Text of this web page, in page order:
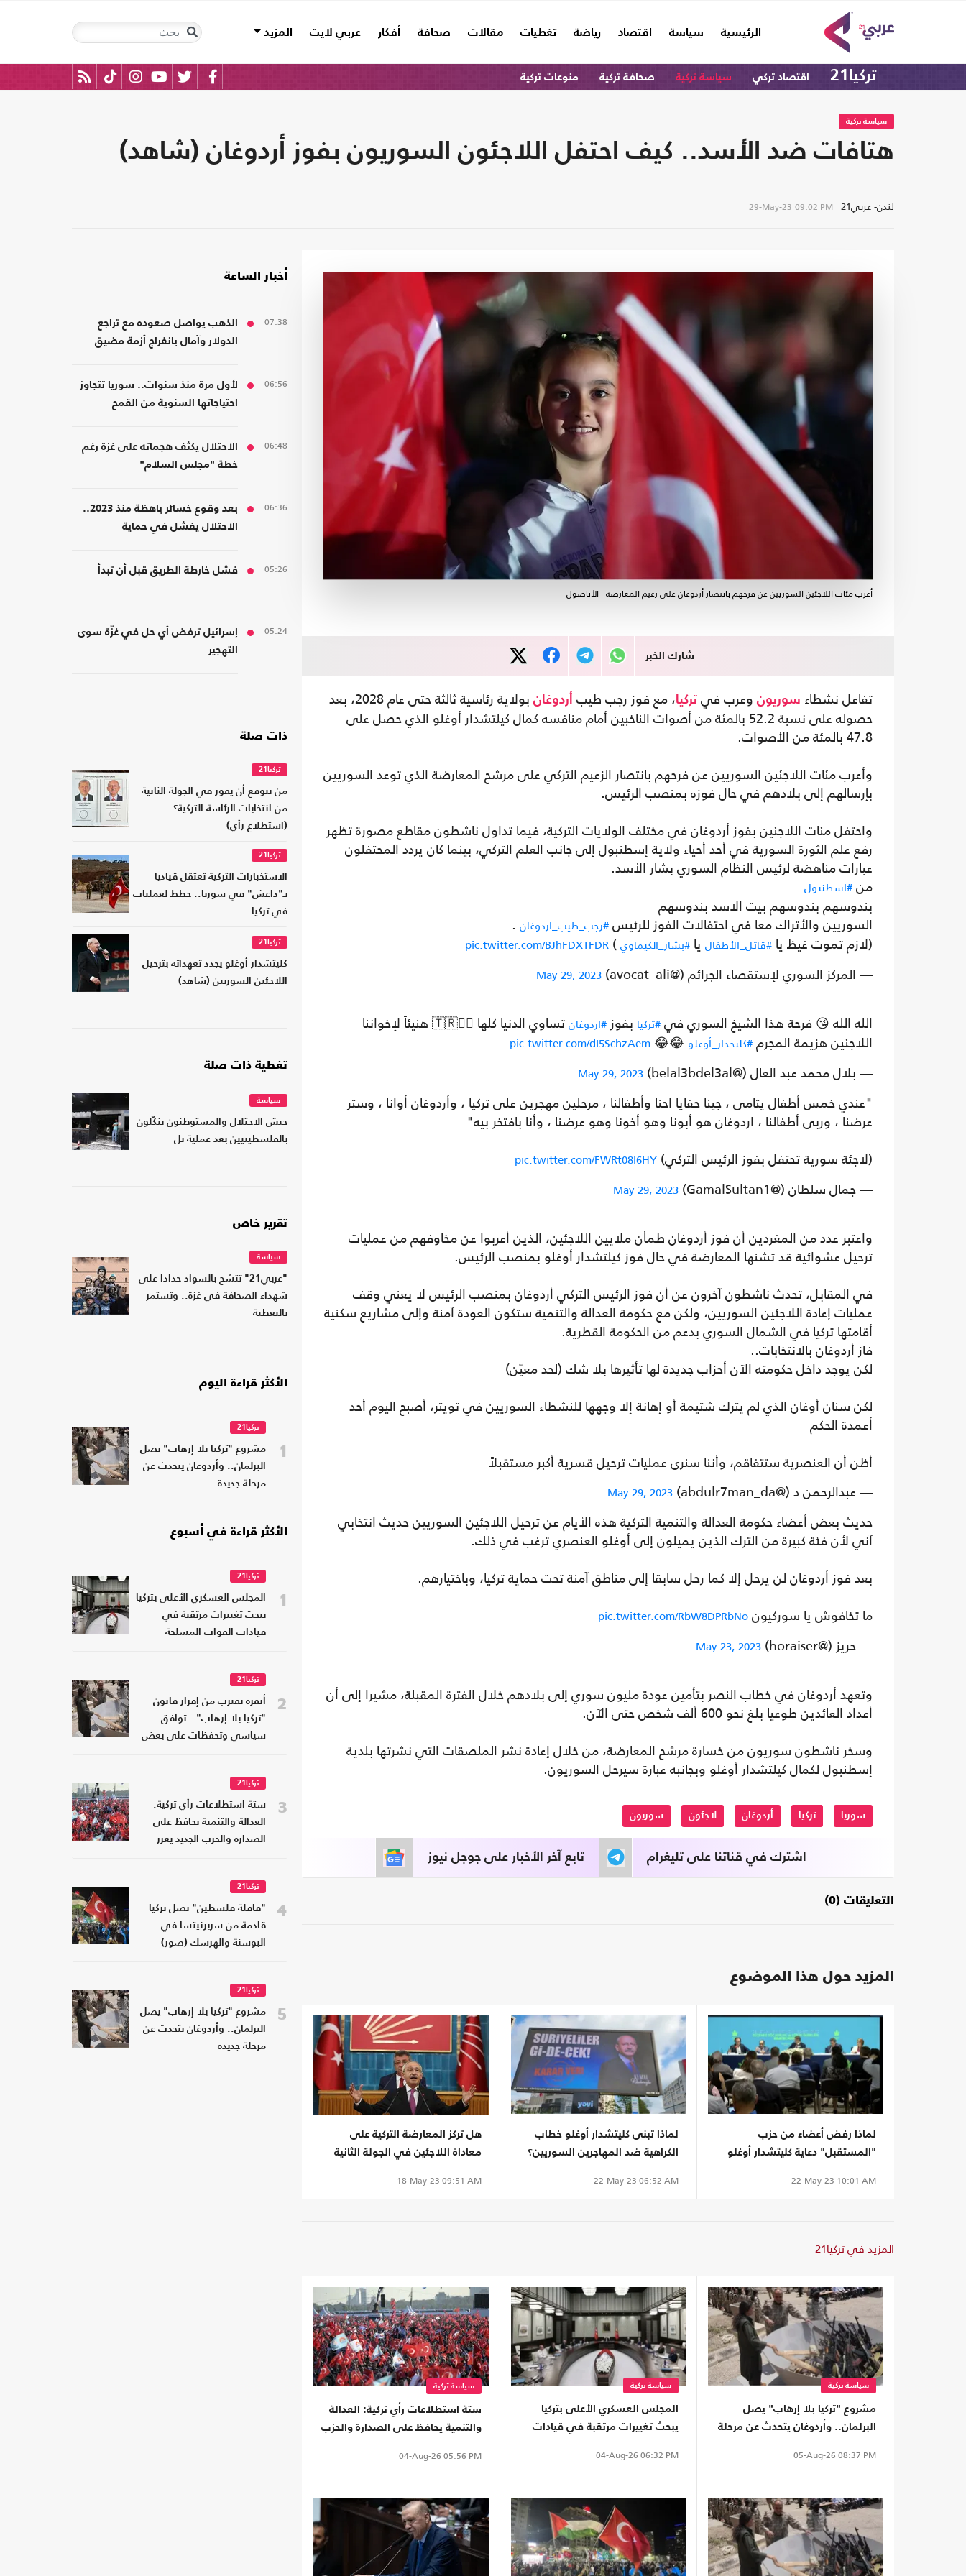
الرئيسية
(current) سياسة اقتصاد رياضة تغطيات مقالات صحافة أفكار عربي لايت المزيد
تركيا21 اقتصاد تركي سياسة تركية صحافة تركية منوعات تركية
سياسة تركية
هتافات ضد الأسد.. كيف احتفل اللاجئون السوريون بفوز أردوغان (شاهد)
لندن- عربي21 29-May-23 09:02 PM
أعرب مئات اللاجئين السوريين عن فرحهم بانتصار أردوغان على زعيم المعارضة - الأناضول
شارك الخبر
تفاعل نشطاء سوريون وعرب في تركيا، مع فوز رجب طيب أردوغان
بولاية رئاسية ثالثة حتى عام 2028، بعد
حصوله على نسبة 52.2 بالمئة من أصوات الناخبين أمام منافسه كمال كيلتشدار أوغلو الذي حصل على
47.8 بالمئة من الأصوات.
وأعرب مئات اللاجئين السوريين عن فرحهم بانتصار الزعيم التركي على مرشح المعارضة الذي توعد السوريين
بإرسالهم إلى بلادهم في حال فوزه بمنصب الرئيس.
واحتفل مئات اللاجئين بفوز أردوغان في مختلف الولايات التركية، فيما تداول ناشطون مقاطع مصورة تظهر
رفع علم الثورة السورية في أحد أحياء ولاية إسطنبول إلى جانب العلم التركي، بينما كان يردد المحتفلون
عبارات مناهضة لرئيس النظام السوري بشار الأسد.
من #اسطنبول
بندوسهم بندوسهم بيت الاسد بندوسهم
السوريين والأتراك معا في احتفالات الفوز للرئيس #رجب_طيب_اردوغان .
(لازم تموت غيظ يا #قاتل_الأطفال يا #بشار_الكيماوي )
pic.twitter.com/BJhFDXTFDR
— ‏‏‏المركز السوري لإستقصاء الجرائم (@avocat_ali) May 29, 2023
الله الله 😘 فرحة هذا الشيخ السوري في #تركيا بفوز #اردوغان
تساوي الدنيا كلها ✌🏼🇹🇷 هنيئاً لإخواننا
اللاجئين هزيمة المجرم #كليجدار_أوغلو 😂😂
pic.twitter.com/dI5SchzAem
— بلال محمد عبد العال (@belal3bdel3al) May 29, 2023
"عندي خمس أطفال يتامى ، جينا حفايا احنا وأطفالنا ، مرحلين مهجرين على تركيا ، وأردوغان أوانا ، وستر
عرضنا ، وربى أطفالنا ، اردوغان هو أبونا وهو أخونا وهو عرضنا ، وأنا بافتخر بيه"
(لاجئة سورية تحتفل بفوز الرئيس التركي) pic.twitter.com/FWRt08I6HY
— جمال سلطان (@GamalSultan1) May 29, 2023
واعتبر عدد من المغردين أن فوز أردوغان طمأن ملايين اللاجئين، الذين أعربوا عن مخاوفهم من عمليات
ترحيل عشوائية قد تشنها المعارضة في حال فوز كيلتشدار أوغلو بمنصب الرئيس.
في المقابل، تحدث ناشطون آخرون عن أن فوز الرئيس التركي أردوغان بمنصب الرئيس لا يعني وقف
عمليات إعادة اللاجئين السوريين، ولكن مع حكومة العدالة والتنمية ستكون العودة آمنة وإلى مشاريع سكنية
أقامتها تركيا في الشمال السوري بدعم من الحكومة القطرية.
فاز أردوغان بالانتخابات..
لكن يوجد داخل حكومته الآن أحزاب جديدة لها تأثيرها بلا شك (لحد معيّن)
لكن سنان أوغان الذي لم يترك شتيمة أو إهانة إلا وجهها للنشطاء السوريين في تويتر، أصبح اليوم أحد
أعمدة الحكم
أظن أن العنصرية ستتفاقم، وأننا سنرى عمليات ترحيل قسرية أكبر مستقبلاً
— عبدالرحمن د (@abdulr7man_da)
May 29, 2023
حديث بعض أعضاء حكومة العدالة والتنمية التركية هذه الأيام عن ترحيل اللاجئين السوريين حديث انتخابي
آني لأن فئة كبيرة من الترك الذين يميلون إلى أوغلو العنصري ترغب في ذلك.
بعد فوز أردوغان لن يرحل إلا كما رحل سابقا إلى مناطق آمنة تحت حماية تركيا، وباختيارهم.
ما تخافوش يا سوركيون pic.twitter.com/RbW8DPRbNo
— حريز (@horaiser) May 23, 2023
وتعهد أردوغان في خطاب النصر بتأمين عودة مليون سوري إلى بلادهم خلال الفترة المقبلة، مشيرا إلى أن
أعداد العائدين طوعيا بلغ نحو 600 ألف شخص حتى الآن.
وسخر ناشطون سوريون من خسارة مرشح المعارضة، من خلال إعادة نشر الملصقات التي نشرتها بلدية
إسطنبول لكمال كيلتشدار أوغلو وبجانبه عبارة سيرحل السوريون.
سوريا تركيا أردوغان لاجئون سوريون
تابع آخر الأخبار على جوجل نيوز اشترك في قناتنا على تليغرام
التعليقات (0)
المزيد حول هذا الموضوع
لماذا رفض أعضاء من حزب
"المستقبل" دعاية كليتشدار أوغلو
22-May-23 10:01 AM
لماذا تبنى كليتشدار أوغلو خطاب
الكراهية ضد المهاجرين السوريين؟
22-May-23 06:52 AM
هل تركز المعارضة التركية على
معاداة اللاجئين في الجولة الثانية
18-May-23 09:51 AM
المزيد في تركيا21
سياسة تركية
مشروع "تركيا بلا إرهاب" يصل
البرلمان.. وأردوغان يتحدث عن مرحلة
05-Aug-26 08:37 PM
سياسة تركية
المجلس العسكري الأعلى بتركيا
يبحث تغييرات مرتقبة في قيادات
04-Aug-26 06:32 PM
سياسة تركية
ستة استطلاعات رأي تركية: العدالة
والتنمية يحافظ على الصدارة والحزب
04-Aug-26 05:56 PM
أخبار الساعة
07:38
الذهب يواصل صعوده مع تراجع
الدولار وآمال بانفراج أزمة مضيق
06:56
لأول مرة منذ سنوات.. سوريا تتجاوز
احتياجاتها السنوية من القمح
06:48
الاحتلال يكثف هجماته على غزة رغم
خطة "مجلس السلام"
06:36
بعد وقوع خسائر باهظة منذ 2023..
الاحتلال يفشل في حماية
05:26 فشل خارطة الطريق قبل أن تبدأ
05:24
إسرائيل ترفض أي حل في غزّة سوى
التهجير
ذات صلة
تركيا21
من تتوقع أن يفوز في الجولة الثانية
من انتخابات الرئاسة التركية؟
(استطلاع رأي)
تركيا21
الاستخبارات التركية تعتقل قياديا
بـ"داعش" في سوريا.. خطط لعمليات
في تركيا
تركيا21
كليتشدار أوغلو يجدد تعهداته بترحيل
اللاجئين السوريين (شاهد)
تغطية ذات صلة
سياسة
جيش الاحتلال والمستوطنون ينكّلون
بالفلسطينيين بعد عملية تل
تقرير خاص
سياسة
"عربي21" تتشح بالسواد حدادا على
شهداء الصحافة في غزة.. وتستمر
بالتغطية
الأكثر قراءة اليوم
1
تركيا21
مشروع "تركيا بلا إرهاب" يصل
البرلمان.. وأردوغان يتحدث عن
مرحلة جديدة
الأكثر قراءة في أسبوع
1
تركيا21
المجلس العسكري الأعلى بتركيا
يبحث تغييرات مرتقبة في
قيادات القوات المسلحة
2
تركيا21
أنقرة تقترب من إقرار قانون
"تركيا بلا إرهاب".. توافق
سياسي وتحفظات على بعض
3
تركيا21
ستة استطلاعات رأي تركية:
العدالة والتنمية يحافظ على
الصدارة والحزب الجديد يعزز
4
تركيا21
"قافلة فلسطين" تصل تركيا
قادمة من سربرنيتسا في
البوسنة والهرسك (صور)
5
تركيا21
مشروع "تركيا بلا إرهاب" يصل
البرلمان.. وأردوغان يتحدث عن
مرحلة جديدة